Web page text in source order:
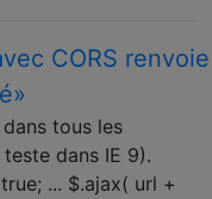
CORS renvoie
tous les
dans IE 9).
... $.ajax( url +